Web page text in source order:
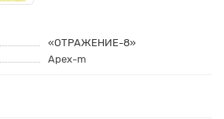
«ОТРАЖЕНИЕ-8»
Apex-m